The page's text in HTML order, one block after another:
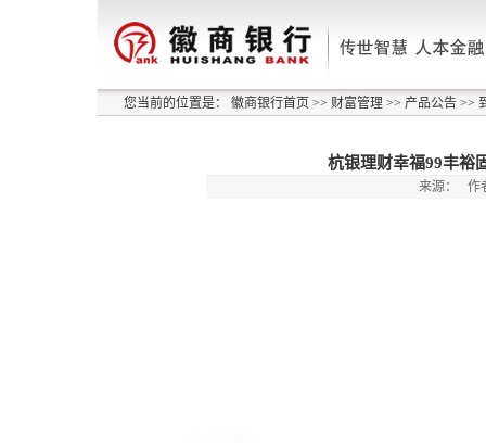
您当前的位置是： 徽商银行首页 >> 财富管理 >> 产品公告 >>
杭银理财幸福99丰裕
来源： 作